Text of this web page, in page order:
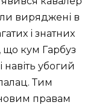
виряджені в
і знатних
кум Гарбуз
убогий
Тим
правам